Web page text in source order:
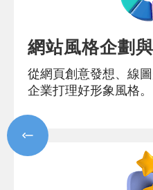
網站風格企劃
從網頁創意發想、線
企業打理好形象風格。